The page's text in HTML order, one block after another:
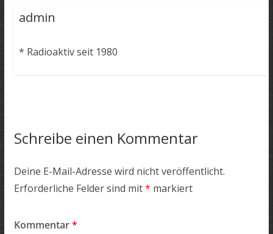
admin
* Radioaktiv seit 1980
Schreibe einen Kommentar
Deine E-Mail-Adresse wird nicht veröffentlicht.
Erforderliche Felder sind mit* markiert
Kommentar*